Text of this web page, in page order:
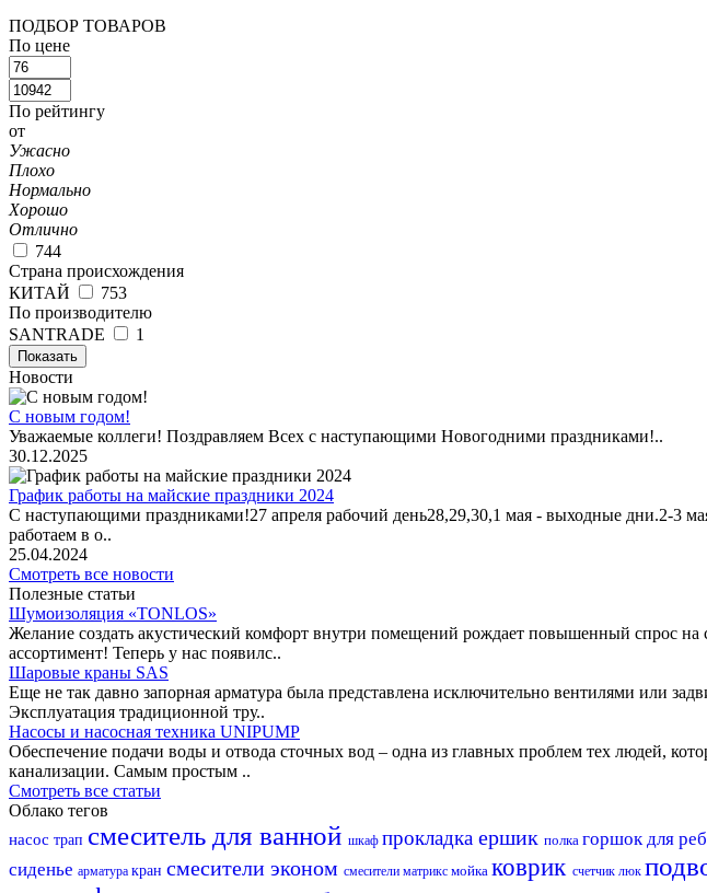
ПОДБОР ТОВАРОВ
По цене
По рейтингу
от
Ужасно
Плохо
Нормально
Хорошо
Отлично
744
Страна происхождения
КИТАЙ
753
По производителю
SANTRADE
1
Показать
Новости
С новым годом!
Уважаемые коллеги! Поздравляем Всех с наступающими Новогодними праздниками!..
30.12.2025
График работы на майские праздники 2024
С наступающими праздниками!27 апреля рабочий день28,29,30,1 мая - выходные дни.2-3
работаем в о..
25.04.2024
Смотреть все новости
Полезные статьи
Шумоизоляция «TONLOS»
Желание создать акустический комфорт внутри помещений рождает повышенный спрос
ассортимент! Теперь у нас появилс..
Шаровые краны SAS
Еще не так давно запорная арматура была представлена исключительно вентилями или
Эксплуатация традиционной тру..
Насосы и насосная техника UNIPUMP
Обеспечение подачи воды и отвода сточных вод – одна из главных проблем тех людей,
канализации. Самым простым ..
Смотреть все статьи
Облако тегов
насос трап смеситель для ванной шкаф прокладка ершик полка горшок для
сиденье арматура кран смесители эконом смесители матрикс мойка коврик счетчик люк